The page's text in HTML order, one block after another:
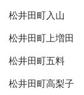
松井田町入山
松井田町上増田
松井田町五料
松井田町高梨子